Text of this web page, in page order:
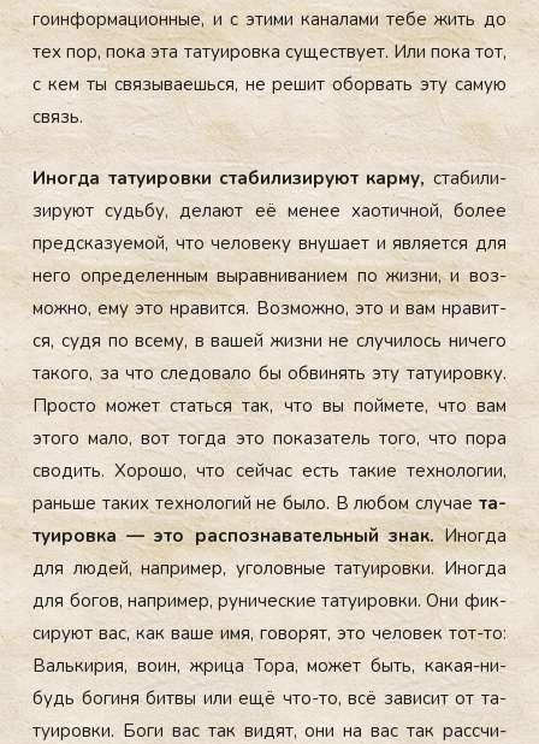
го­ин­форма­ци­он­ные, и с эти­ми ка­нала­ми те­бе жить до
тех пор, по­ка эта та­ту­иров­ка су­щес­тву­ет. Или по­ка тот,
с кем ты свя­зыва­ешь­ся, не ре­шит обор­вать эту са­мую
связь.
Иног­да та­ту­иров­ки ста­били­зиру­ют кар­му, ста­били­
зиру­ют судь­бу, де­ла­ют её ме­нее ха­отич­ной, бо­лее
пред­ска­зу­емой, что че­лове­ку вну­ша­ет и яв­ля­ет­ся для
не­го оп­ре­делен­ным вы­рав­ни­вани­ем по жиз­ни, и воз­
можно, ему это нра­вит­ся. Воз­можно, это и вам нра­вит­
ся, су­дя по все­му, в ва­шей жиз­ни не слу­чилось ни­чего
та­кого, за что сле­дова­ло бы об­ви­нять эту та­ту­иров­ку.
Прос­то мо­жет стать­ся так, что вы пой­ме­те, что вам
это­го ма­ло, вот тог­да это по­каза­тель то­го, что по­ра
сво­дить. Хо­рошо, что сей­час есть та­кие тех­но­логии,
рань­ше та­ких тех­но­логий не бы­ло. В лю­бом слу­чае та­
ту­иров­ка — это рас­позна­ватель­ный знак.Иног­да
для лю­дей, нап­ри­мер, уго­лов­ные та­ту­иров­ки. Иног­да
для бо­гов, нап­ри­мер, ру­ничес­кие та­ту­иров­ки. Они фик­
си­ру­ют вас, как ва­ше имя, го­ворят, это че­ловек тот-то:
Валь­ки­рия, во­ин, жри­ца То­ра, мо­жет быть, ка­кая-ни­
будь бо­гиня бит­вы или ещё что-то, всё за­висит от та­
ту­иров­ки. Бо­ги вас так ви­дят, они на вас так рас­счи­